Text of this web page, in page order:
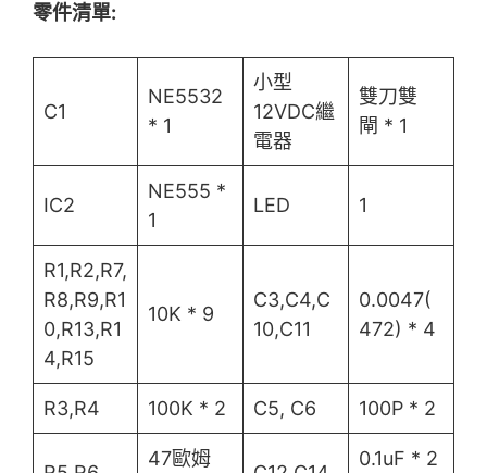
零件清單:
C1
NE5532
* 1
小型
12VDC繼
電器
雙刀雙
閘 * 1
IC2
NE555 *
1
LED 1
R1,R2,R7,
R8,R9,R1
0,R13,R1
4,R15
10K * 9
C3,C4,C
10,C11
0.0047(
472) * 4
R3,R4 100K * 2 C5, C6 100P * 2
47歐姆
0.1uF * 2